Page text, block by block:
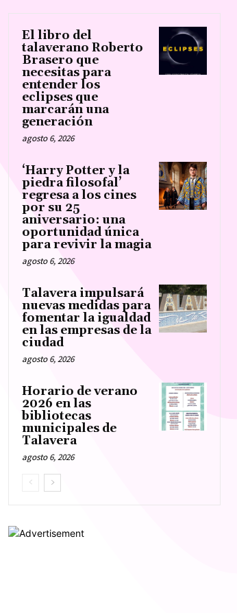
El libro del
talaverano Roberto
Brasero que
necesitas para
entender los
eclipses que
marcarán una
generación
agosto 6, 2026
‘Harry Potter y la
piedra filosofal’
regresa a los cines
por su 25
aniversario: una
oportunidad única
para revivir la magia
agosto 6, 2026
Talavera impulsará
nuevas medidas para
fomentar la igualdad
en las empresas de la
ciudad
agosto 6, 2026
Horario de verano
2026 en las
bibliotecas
municipales de
Talavera
agosto 6, 2026